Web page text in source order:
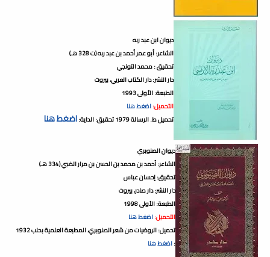
ديوان ابن عبد ربه
الشاعر: أبو عمر أحمد بن عبد ربه (ت 328 هـ)
تحقيق : محمد التونجي
دار النشر: دار الكتاب العربي، بيروت
الطبعة: الأولى 1993
التحميل:اضغط هنا
تحميل ط. الرسالة 1979 تحقيق: الداية:
اضغط هنا
ديوان الصنوبري
الشاعر: أحمد بن محمد بن الحسن بن مرار الضبي (334 هـ)
تحقيق: إحسان عباس
دار النشر: دار صادر، بيروت
الطبعة: الأولى 1998
التحميل:اضغط هنا
تحميل: الروضيات من شعر الصنوبري، المطبعة العلمية بحلب 1932
:اضغط هنا